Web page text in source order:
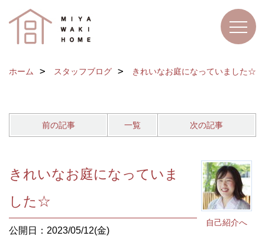
ホーム スタッフブログ きれいなお庭になっていました☆
前の記事 一覧 次の記事
自己紹介へ
きれいなお庭になっていま
した☆
公開日：2023/05/12(金)